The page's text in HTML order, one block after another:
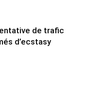
de trafic
d’ecstasy